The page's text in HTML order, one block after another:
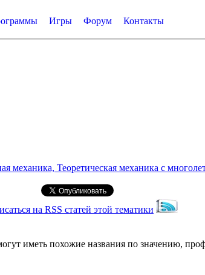
Игры Форум Контакты
Теоретическая механика с
на RSS статей этой тематики
иметь похожие названия по значению,